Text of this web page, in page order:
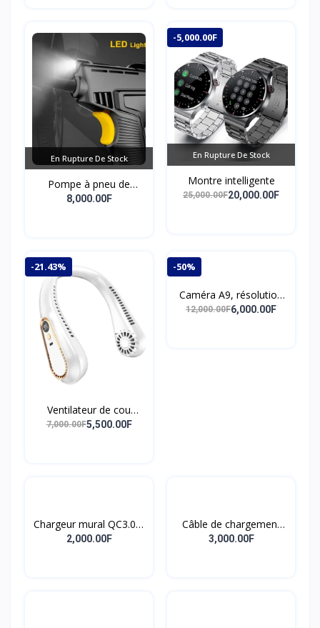
En Rupture De Stock
Pompe à pneu de
pointeur de véhicule
8,000.00F
-5,000.00F
En Rupture De Stock
Montre intelligente
25,000.00F20,000.00F
-21.43%
Ventilateur de cou
suspendu,
7,000.00F5,500.00F
-50%
Caméra A9, résolution
HD 1080P, Super WiFi,
12,000.00F6,000.00F
Chargeur mural QC3.0 à
charge rapide 18W,
2,000.00F
Câble de chargement
magnétique 3 en 1 à 7
3,000.00F